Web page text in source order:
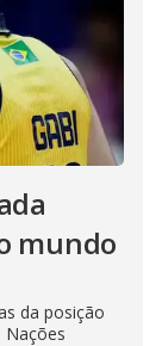
mundo
da posição
Nações